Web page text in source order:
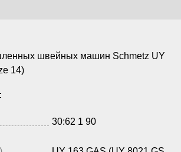
швейных машин Schmetz UY
14)
30:62 1 90